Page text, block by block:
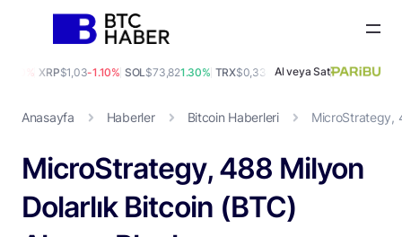
XRP$1,03-1.10% SOL$73,821.30% TRX$0,330.10% DOGE$0,071.40%
Al veya Sat
Anasayfa Haberler Bitcoin Haberleri MicroStrategy,
MicroStrategy, 488 Milyon
Dolarlık Bitcoin (BTC)